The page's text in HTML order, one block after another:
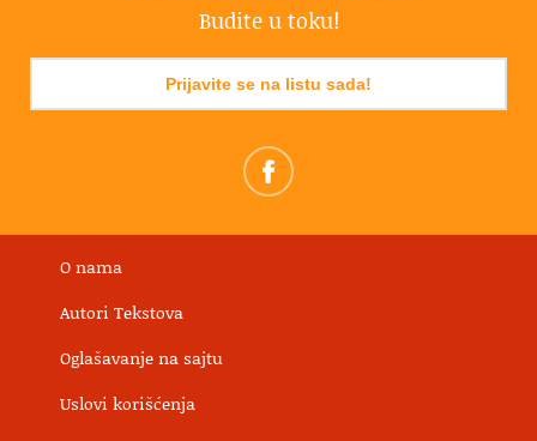
Budite u toku!
Prijavite se na listu sada!
O nama
Autori Tekstova
Oglašavanje na sajtu
Uslovi korišćenja